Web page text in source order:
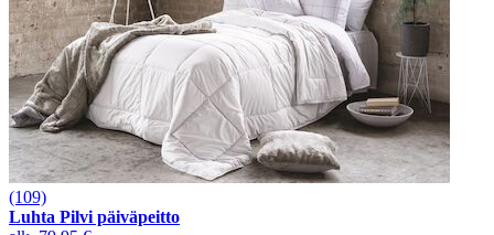
(109)
Luhta Pilvi päiväpeitto